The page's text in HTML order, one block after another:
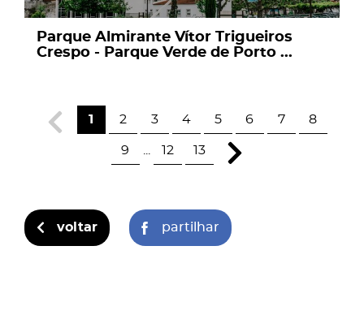
Parque Almirante Vítor Trigueiros
Crespo - Parque Verde de Porto ...
1 2 3 4 5 6 7 8
9 12 13
voltar partilhar